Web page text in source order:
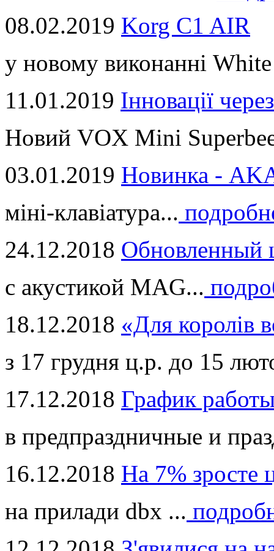
08.02.2019 Korg C1 AIR
у новому виконанні
11.01.2019 Інновації
Новий VOX Mini
03.01.2019 Новинка -
міні-клавіатура...
24.12.2018 Обновленный
с акустикой MAG...
18.12.2018 «Для королів
з 17 грудня ц.р. до 15
17.12.2018 График
в предпраздничные и
16.12.2018 На 7% зросте
на прилади dbx ...